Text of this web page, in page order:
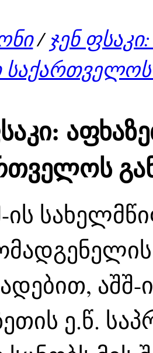
/ჯენ
ე.წ.